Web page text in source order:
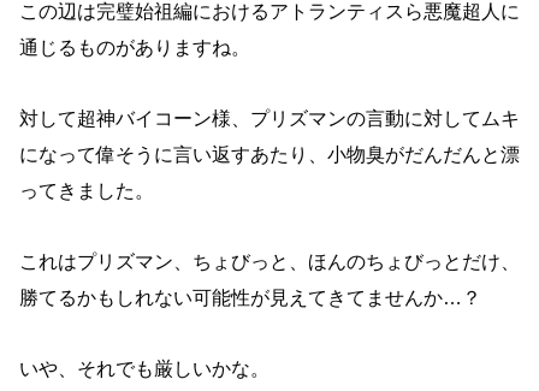
この辺は完璧始祖編におけるアトランティスら悪魔超人に
通じるものがありますね。
対して超神バイコーン様、プリズマンの言動に対してムキ
になって偉そうに言い返すあたり、小物臭がだんだんと漂
ってきました。
これはプリズマン、ちょびっと、ほんのちょびっとだけ、
勝てるかもしれない可能性が見えてきてませんか…？
いや、それでも厳しいかな。